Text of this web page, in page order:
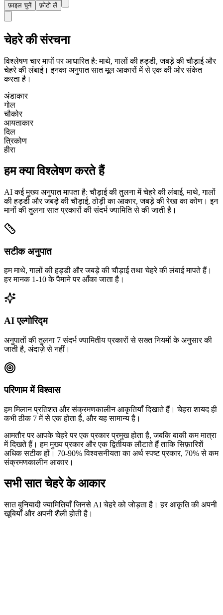
फ़ाइल चुनें फ़ोटो लें
चेहरे की संरचना
विश्लेषण चार मापों पर आधारित है: माथे, गालों की हड्डी, जबड़े की चौड़ाई और
चेहरे की लंबाई। इनका अनुपात सात मूल आकारों में से एक की ओर संकेत
करता है।
अंडाकार
गोल
चौकोर
आयताकार
दिल
त्रिकोण
हीरा
हम क्या विश्लेषण करते हैं
AI कई मुख्य अनुपात मापता है: चौड़ाई की तुलना में चेहरे की लंबाई, माथे, गालों
की हड्डी और जबड़े की चौड़ाई, ठोड़ी का आकार, जबड़े की रेखा का कोण। इन
मानों की तुलना सात प्रकारों की संदर्भ ज्यामिति से की जाती है।
सटीक अनुपात
हम माथे, गालों की हड्डी और जबड़े की चौड़ाई तथा चेहरे की लंबाई मापते हैं।
हर मानक 1-10 के पैमाने पर आँका जाता है।
AI एल्गोरिद्म
अनुपातों की तुलना 7 संदर्भ ज्यामितीय प्रकारों से सख्त नियमों के अनुसार की
जाती है, अंदाज़े से नहीं।
परिणाम में विश्वास
हम मिलान प्रतिशत और संक्रमणकालीन आकृतियाँ दिखाते हैं। चेहरा शायद ही
कभी ठीक 7 में से एक होता है, और यह सामान्य है।
आमतौर पर आपके चेहरे पर एक प्रकार प्रमुख होता है, जबकि बाकी कम मात्रा
में दिखते हैं। हम मुख्य प्रकार और एक द्वितीयक लौटाते हैं ताकि सिफ़ारिशें
अधिक सटीक हों। 70-90% विश्वसनीयता का अर्थ स्पष्ट प्रकार, 70% से कम
संक्रमणकालीन आकार।
सभी सात चेहरे के आकार
सात बुनियादी ज्यामितियाँ जिनसे AI चेहरे को जोड़ता है। हर आकृति की अपनी
खूबियाँ और अपनी शैली होती है।